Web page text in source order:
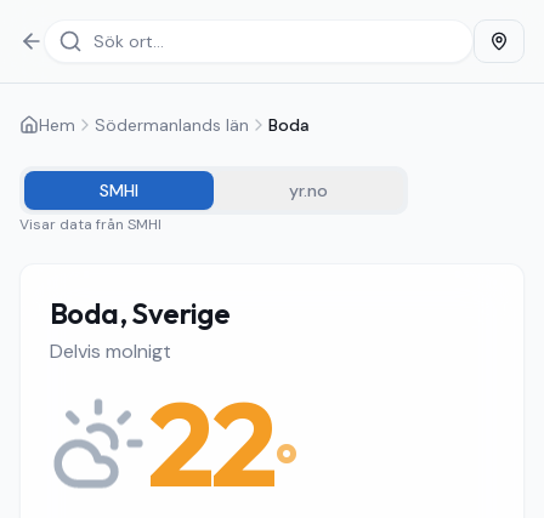
Hem Södermanlands län Boda
SMHI yr.no
Visar data från SMHI
Boda, Sverige
Delvis molnigt
22°